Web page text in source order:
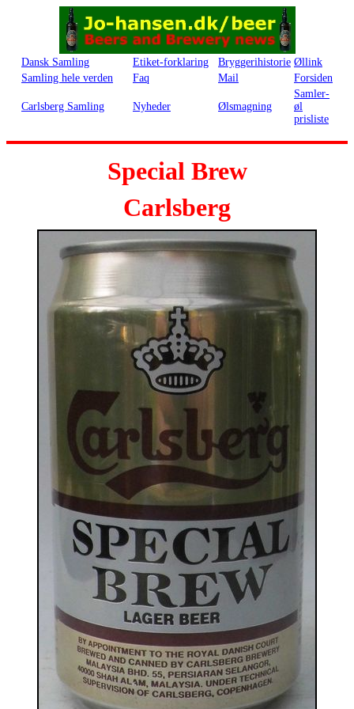
Dansk Samling Etiket-forklaring Bryggerihistorie Øllink
Samling hele verden
Faq Mail Forsiden
Carlsberg Samling Nyheder Ølsmagning
Samler-
øl
prisliste
Special Brew
Carlsberg